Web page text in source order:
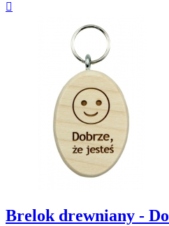

Brelok drewniany -